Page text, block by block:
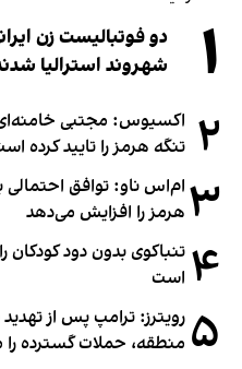
۱
شهروند استرالیا
۲ اکسیوس: مجتبی خامنه‌ای
تنگه هرمز را تایید کرده
۳ ام‌اس ناو: توافق احتمالی
هرمز را افزایش می‌دهد
۴ تنباکوی بدون دود کودکان
است
۵ رویترز: ترامپ پس از
منطقه، حملات گسترده را